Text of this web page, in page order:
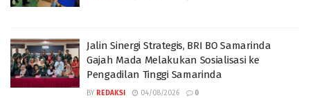
Jalin Sinergi Strategis, BRI BO Samarinda
Gajah Mada Melakukan Sosialisasi ke
Pengadilan Tinggi Samarinda
BY REDAKSI 04/08/2026 0